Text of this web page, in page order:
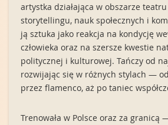
artystka działająca w obszarze
storytellingu, nauk społecznych i
ją sztuka jako reakcja na kondycję
człowieka oraz na szersze kwestie
politycznej i kulturowej. Tańczy od
rozwijając się w różnych stylach —
przez flamenco, aż po taniec
Trenowała w Polsce oraz za granicą